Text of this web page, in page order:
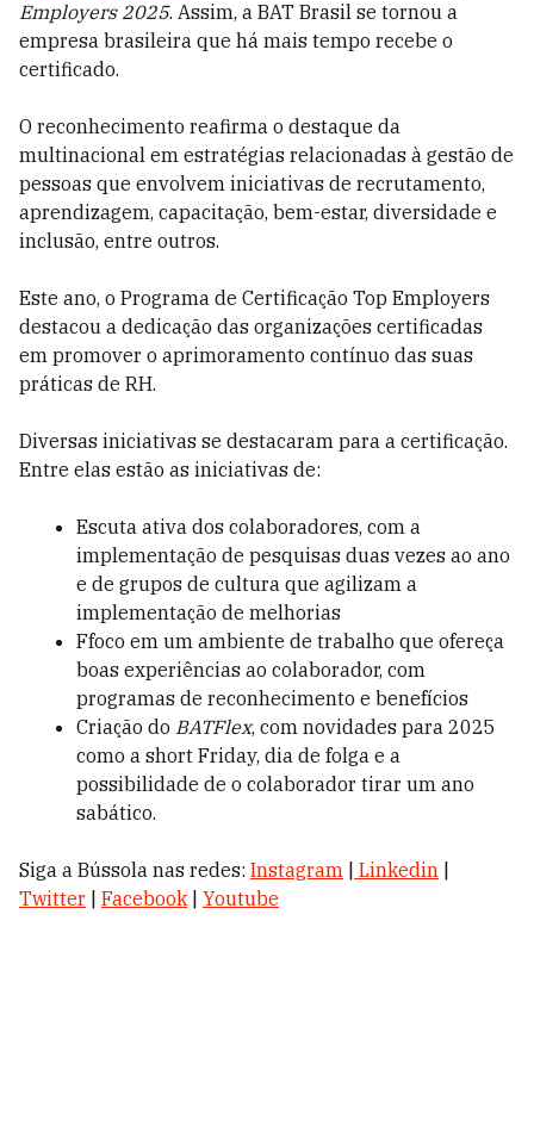
Employers 2025. Assim, a BAT Brasil se tornou a
empresa brasileira que há mais tempo recebe o
certificado.
O reconhecimento reafirma o destaque da
multinacional em estratégias relacionadas à gestão de
pessoas que envolvem iniciativas de recrutamento,
aprendizagem, capacitação, bem-estar, diversidade e
inclusão, entre outros.
Este ano, o Programa de Certificação Top Employers
destacou a dedicação das organizações certificadas
em promover o aprimoramento contínuo das suas
práticas de RH.
Diversas iniciativas se destacaram para a certificação.
Entre elas estão as iniciativas de:
Escuta ativa dos colaboradores, com a
implementação de pesquisas duas vezes ao ano
e de grupos de cultura que agilizam a
implementação de melhorias
Ffoco em um ambiente de trabalho que ofereça
boas experiências ao colaborador, com
programas de reconhecimento e benefícios
Criação do BATFlex, com novidades para 2025
como a short Friday, dia de folga e a
possibilidade de o colaborador tirar um ano
sabático.
Siga a Bússola nas redes: Instagram Linkedin
Twitter
Facebook| Youtube